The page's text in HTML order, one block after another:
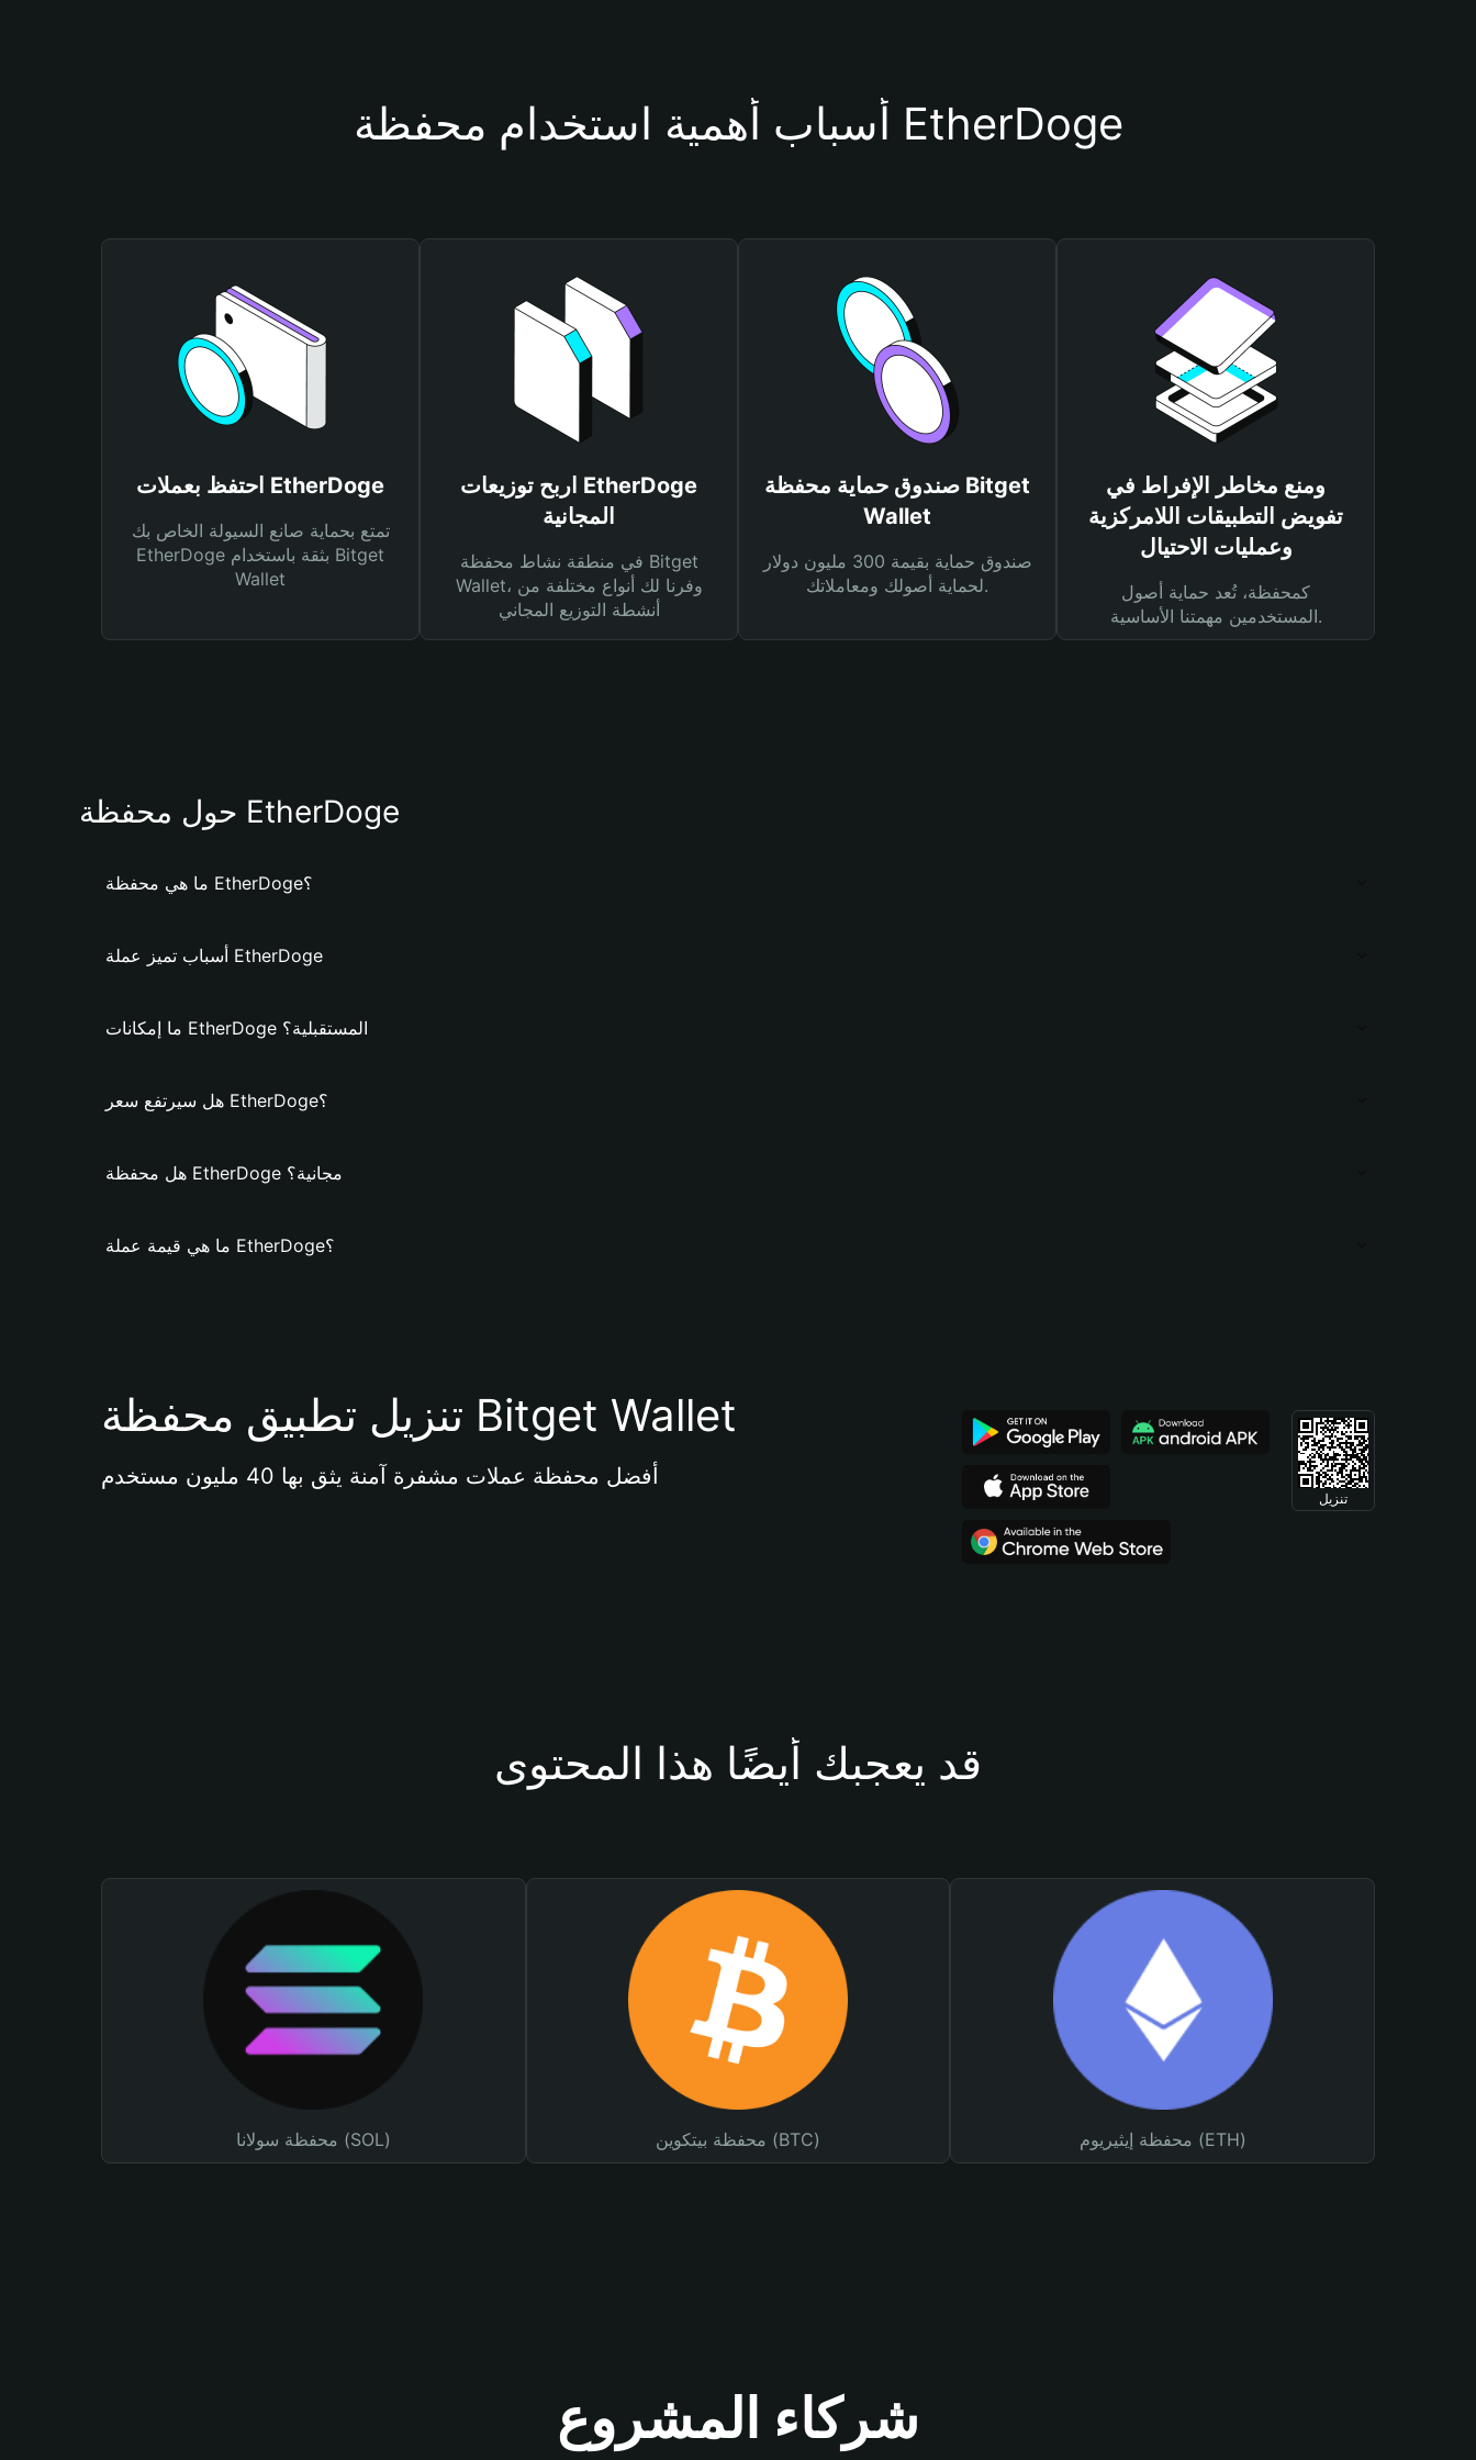
أسباب أهمية استخدام محفظة EtherDoge
احتفظ بعملات EtherDoge
تمتع بحماية صانع السيولة الخاص بك
EtherDoge بثقة باستخدام Bitget
Wallet
اربح توزيعات EtherDoge
المجانية
في منطقة نشاط محفظة Bitget
Wallet، وفرنا لك أنواع مختلفة من
أنشطة التوزيع المجاني
صندوق حماية محفظة Bitget
Wallet
صندوق حماية بقيمة 300 مليون دولار
لحماية أصولك ومعاملاتك.
ومنع مخاطر الإفراط في
تفويض التطبيقات اللامركزية
وعمليات الاحتيال
كمحفظة، تُعد حماية أصول
المستخدمين مهمتنا الأساسية.
حول محفظة EtherDoge
ما هي محفظة EtherDoge؟
أسباب تميز عملة EtherDoge
ما إمكانات EtherDoge المستقبلية؟
هل سيرتفع سعر EtherDoge؟
هل محفظة EtherDoge مجانية؟
ما هي قيمة عملة EtherDoge؟
تنزيل تطبيق محفظة Bitget Wallet
أفضل محفظة عملات مشفرة آمنة يثق بها 40 مليون مستخدم
تنزيل
قد يعجبك أيضًا هذا المحتوى
محفظة سولانا (SOL) محفظة بيتكوين (BTC) محفظة إيثيريوم (ETH)
شركاء المشروع